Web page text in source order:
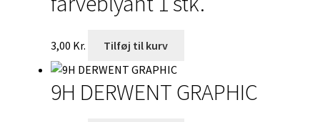
3,00 Kr. Tilføj til kurv
9H DERWENT GRAPHIC